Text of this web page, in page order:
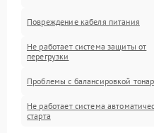
Повреждение кабеля питания
Не работает система защиты от
перегрузки
Проблемы с балансировкой
Не работает система
старта